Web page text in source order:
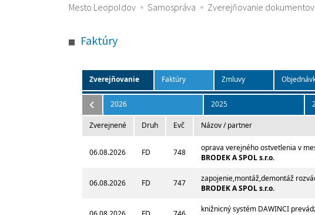
Mesto Leopoldov Samospráva Zverejňovanie dokumentov
Faktúry